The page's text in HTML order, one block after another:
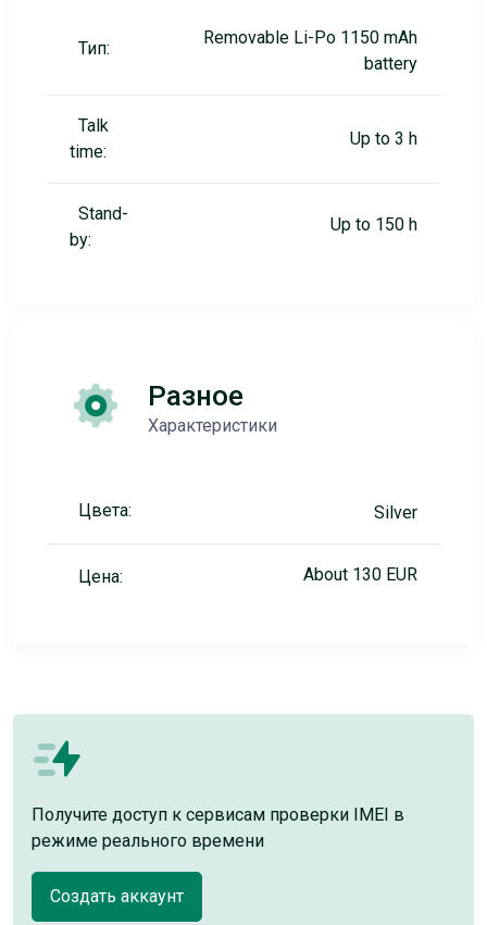
Тип:
Removable Li-Po 1150 mAh
battery
Talk
time:
Up to 3 h
Stand-
by:
Up to 150 h
Разное
Характеристики
Цвета: Silver
Цена: About 130 EUR
Получите доступ к сервисам проверки IMEI в
режиме реального времени
Создать аккаунт